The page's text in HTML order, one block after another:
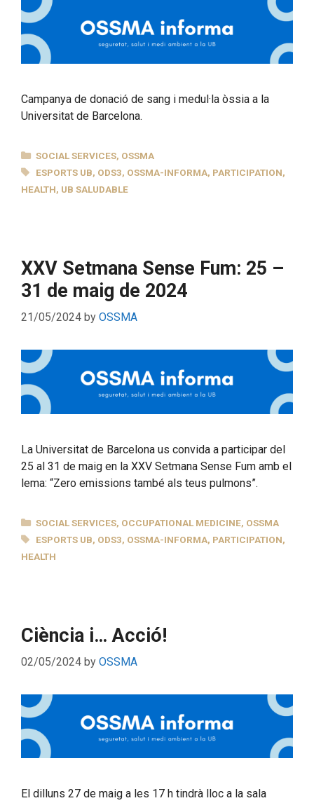
Campanya de donació de sang i medul·la òssia a la
Universitat de Barcelona.
CATEGORIES
SOCIAL SERVICES, OSSMA
TAGS
ESPORTS UB, ODS3, OSSMA-INFORMA, PARTICIPATION,
HEALTH, UB SALUDABLE
XXV Setmana Sense Fum: 25 –
31 de maig de 2024
21/05/2024 by OSSMA
La Universitat de Barcelona us convida a participar del
25 al 31 de maig en la XXV Setmana Sense Fum amb el
lema: “Zero emissions també als teus pulmons”.
CATEGORIES
SOCIAL SERVICES, OCCUPATIONAL MEDICINE, OSSMA
TAGS
ESPORTS UB, ODS3, OSSMA-INFORMA, PARTICIPATION,
HEALTH
Ciència i… Acció!
02/05/2024 by OSSMA
El dilluns 27 de maig a les 17 h tindrà lloc a la sala